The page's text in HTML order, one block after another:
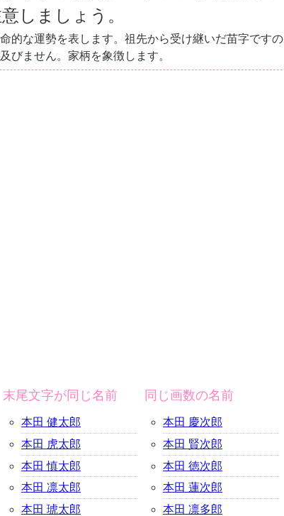
しましょう。
的な運勢を表します。祖先から受け継いだ苗字ですの
びません。家柄を象徴します。
末尾文字が同じ名前
本田 健太郎
本田 虎太郎
本田 慎太郎
本田 凛太郎
本田 琥太郎
同じ画数の名前
本田 慶次郎
本田 賢次郎
本田 徳次郎
本田 蓮次郎
本田 凛多郎